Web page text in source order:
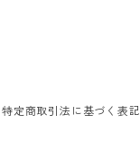
特定商取引法に基づく表記